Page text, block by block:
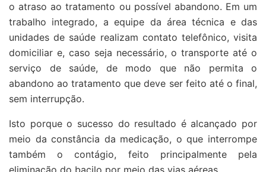
o atraso ao tratamento ou possível abandono. Em um
trabalho integrado, a equipe da área técnica e das
unidades de saúde realizam contato telefônico, visita
domiciliar e, caso seja necessário, o transporte até o
serviço de saúde, de modo que não permita o
abandono ao tratamento que deve ser feito até o final,
sem interrupção.
Isto porque o sucesso do resultado é alcançado por
meio da constância da medicação, o que interrompe
também o contágio, feito principalmente pela